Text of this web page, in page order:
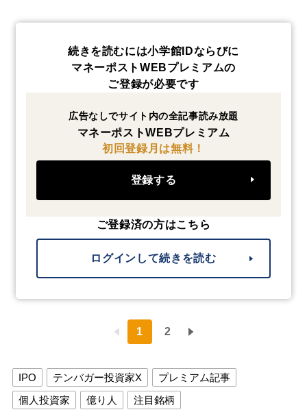
続きを読むには小学館IDならびに
マネーポストWEBプレミアムの
ご登録が必要です
広告なしでサイト内の全記事読み放題
マネーポストWEBプレミアム
初回登録月は無料！
登録する
ご登録済の方はこちら
ログインして続きを読む
1 2
IPO テンバガー投資家X
プレミアム記事
個人投資家
億り人 注目銘柄